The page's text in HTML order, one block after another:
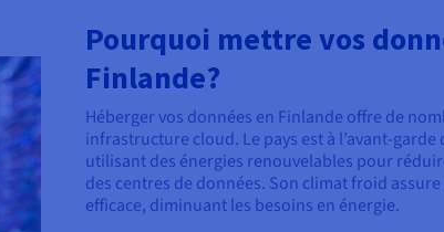
Pourquoi mettre vos
Finlande?
Héberger vos données en Finlande offre de
infrastructure cloud. Le pays est à l’avant-
utilisant des énergies renouvelables pour
des centres de données. Son climat froid
efficace, diminuant les besoins en énergie.